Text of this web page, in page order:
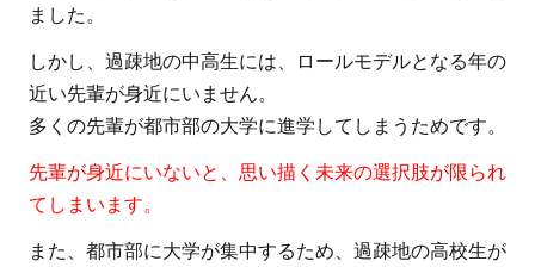
関連記
3.6
3.7
教師
不足
ました。
しかし、過疎地の中高生には、ロールモデルとなる年の
近い先輩が身近にいません。
多くの先輩が都市部の大学に進学してしまうためです。
先輩が身近にいないと、思い描く未来の選択肢が限られ
てしまいます。
また、都市部に大学が集中するため、過疎地の高校生が